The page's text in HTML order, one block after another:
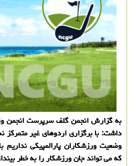
به گزارش انجمن گلف سرپرست انجمن
داشت: با برگزاری اردوهای غیر متمركز
وضعیت ورزشكاران پارالمپیكی
كه می تواند جان ورزشكار را به خطر